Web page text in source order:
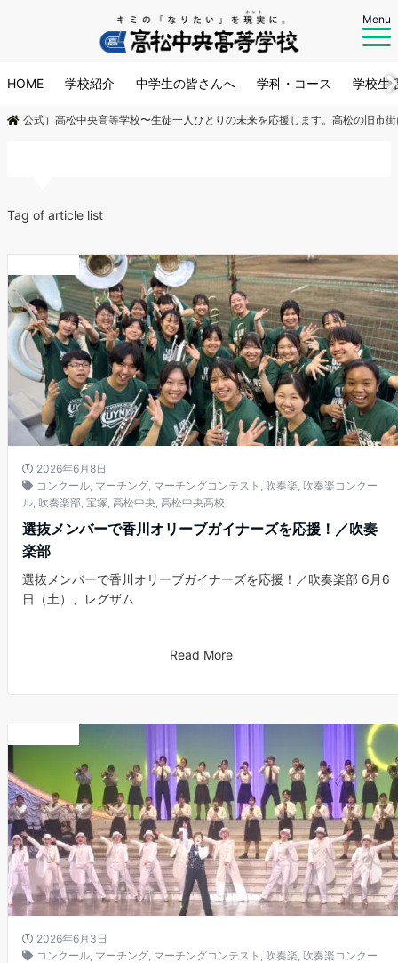
Menu
HOME 学校紹介 中学生の皆さんへ 学科・コース 学校生
公式）高松中央高等学校〜生徒一人ひとりの未来を応援します。高松の旧市
Tag of article list
2026年6月8日
コンクール マーチング マーチングコンテスト 吹奏楽 吹奏楽コンクー
ル 吹奏楽部 宝塚 高松中央 高松中央高校
選抜メンバーで香川オリーブガイナーズを応援！／吹奏
楽部
選抜メンバーで香川オリーブガイナーズを応援！／吹奏楽部 6月6
日（土）、レグザム
Read More
2026年6月3日
コンクール マーチング マーチングコンテスト 吹奏楽 吹奏楽コンクー